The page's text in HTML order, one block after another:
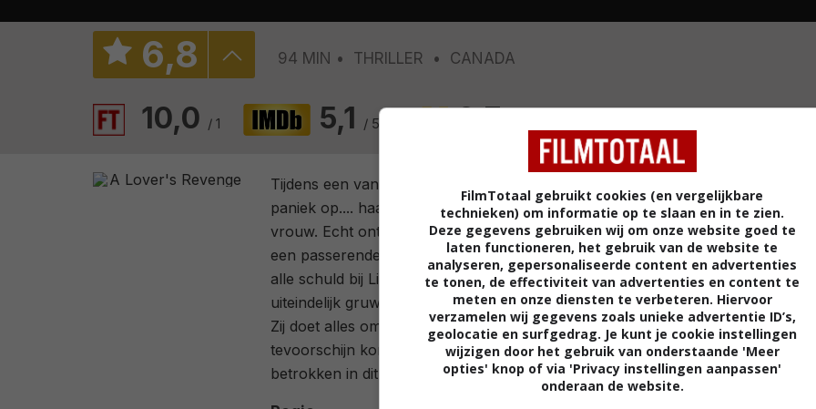
6,8 94 MIN THRILLER CANADA
10,0 / 1 5,1 / 530 2,7
Tijdens een van Liz haar populaire radioprogramma's belt een vrouw in
paniek op.... haar man wil haar vermoorden. Op advies van Liz vlucht de
vrouw. Echt ontsnappen kan ze niet, want ze wordt doodgereden door
een passerende auto. De "gebroken en onschuldige" weduwnaar legt nu
alle schuld bij Liz. Zijn nieuwe doel zal zwaar gestraft moeten worden en
uiteindelijk gruwelijk sterven. Hij ontziet niets om in haar buurt te komen.
Zij doet alles om hem te ontwijken. Als een geheimzinnige stripper
tevoorschijn komt, wordt de ogenschijnlijk trouwe man van Liz
betrokken in dit levensgevaarlijke kat-en-muisspel...
FilmTotaal gebruikt cookies (en vergelijkbare
technieken) om informatie op te slaan en in te zien.
Deze gegevens gebruiken wij om onze website goed te
laten functioneren, het gebruik van de website te
analyseren, gepersonaliseerde content en advertenties
te tonen, de effectiviteit van advertenties en content te
meten en onze diensten te verbeteren. Hiervoor
verzamelen wij gegevens zoals unieke advertentie ID’s,
geolocatie en surfgedrag. Je kunt je cookie instellingen
wijzigen door het gebruik van onderstaande 'Meer
opties' knop of via 'Privacy instellingen aanpassen'
onderaan de website.